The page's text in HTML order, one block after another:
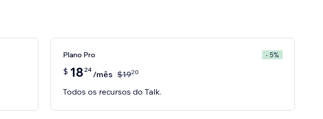
Plano Pro - 5%
$ 18 24 /mês $1920
Todos os recursos do Talk.